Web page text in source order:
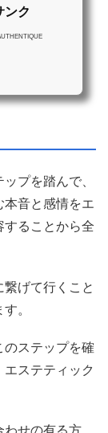
ンク
プを踏んで、
本音と感情をエ
することから全
げて行くこと
。
のステップを確
ステティック
わせの有る方